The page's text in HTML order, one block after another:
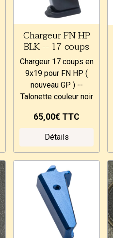
Chargeur FN HP
BLK -- 17 coups
Chargeur 17 coups en
9x19 pour FN HP (
nouveau GP ) --
Talonette couleur noir
65,00€ TTC
Détails